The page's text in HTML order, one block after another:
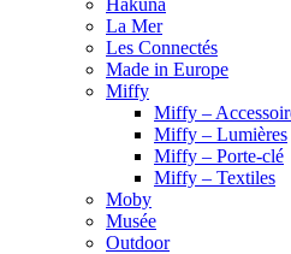
Hakuna
La Mer
Les Connectés
Made in Europe
Miffy
Miffy –
Miffy – Lumières
Miffy – Porte-clé
Miffy – Textiles
Moby
Musée
Outdoor